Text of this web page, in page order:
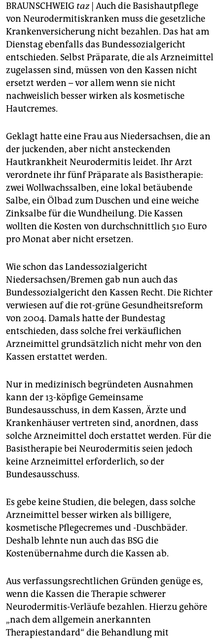
genossenschaft
epaper login
BRAUNSCHWEIG taz| Auch die Basishautpflege
von Neurodermitiskranken muss die gesetzliche
Krankenversicherung nicht bezahlen. Das hat am
Dienstag ebenfalls das Bundessozialgericht
entschieden. Selbst Präparate, die als Arzneimittel
zugelassen sind, müssen von den Kassen nicht
ersetzt werden – vor allem wenn sie nicht
nachweislich besser wirken als kosmetische
Hautcremes.
Geklagt hatte eine Frau aus Niedersachsen, die an
der juckenden, aber nicht ansteckenden
Hautkrankheit Neurodermitis leidet. Ihr Arzt
verordnete ihr fünf Präparate als Basistherapie:
zwei Wollwachssalben, eine lokal betäubende
Salbe, ein Ölbad zum Duschen und eine weiche
Zinksalbe für die Wundheilung. Die Kassen
wollten die Kosten von durchschnittlich 510 Euro
pro Monat aber nicht ersetzen.
Wie schon das Landessozialgericht
Niedersachsen/Bremen gab nun auch das
Bundessozialgericht den Kassen Recht. Die Richter
verwiesen auf die rot-grüne Gesundheitsreform
von 2004. Damals hatte der Bundestag
entschieden, dass solche frei verkäuflichen
Arzneimittel grundsätzlich nicht mehr von den
Kassen erstattet werden.
Nur in medizinisch begründeten Ausnahmen
kann der 13-köpfige Gemeinsame
Bundesausschuss, in dem Kassen, Ärzte und
Krankenhäuser vertreten sind, anordnen, dass
solche Arzneimittel doch erstattet werden. Für die
Basistherapie bei Neurodermitis seien jedoch
keine Arzneimittel erforderlich, so der
Bundesausschuss.
Es gebe keine Studien, die belegen, dass solche
Arzneimittel besser wirken als billigere,
kosmetische Pflegecremes und -Duschbäder.
Deshalb lehnte nun auch das BSG die
Kostenübernahme durch die Kassen ab.
Aus verfassungsrechtlichen Gründen genüge es,
wenn die Kassen die Therapie schwerer
Neurodermitis-Verläufe bezahlen. Hierzu gehöre
„nach dem allgemein anerkannten
Therapiestandard“ die Behandlung mit